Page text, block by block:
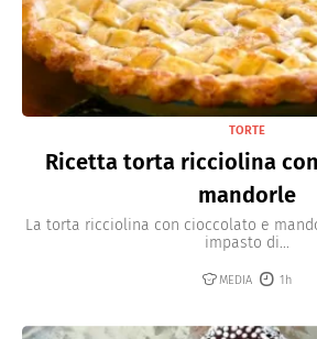
TORTE
Ricetta torta ricciolina
mandorle
La torta ricciolina con cioccolato e
impasto di...
MEDIA 1h